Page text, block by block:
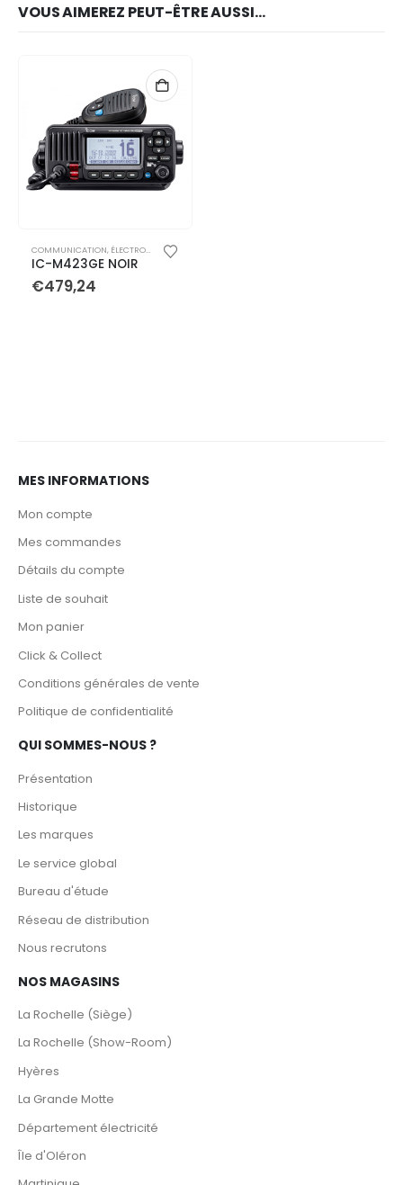
VOUS AIMEREZ PEUT-ÊTRE AUSSI…
COMMUNICATION, ÉLECTRONIQUE ,VHF FIXES
IC-M423GE NOIR
€479,24
MES INFORMATIONS
Mon compte
Mes commandes
Détails du compte
Liste de souhait
Mon panier
Click & Collect
Conditions générales de vente
Politique de confidentialité
QUI SOMMES-NOUS ?
Présentation
Historique
Les marques
Le service global
Bureau d'étude
Réseau de distribution
Nous recrutons
NOS MAGASINS
La Rochelle (Siège)
La Rochelle (Show-Room)
Hyères
La Grande Motte
Département électricité
Île d'Oléron